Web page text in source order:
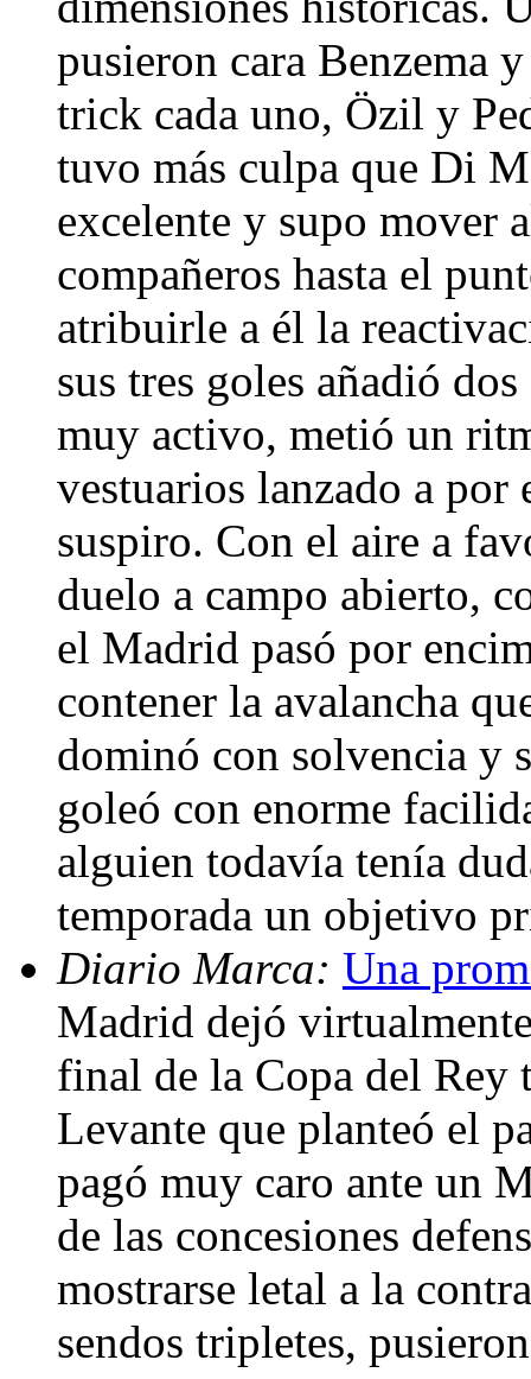
pusieron cara Benzema
trick cada uno, Özil y
tuvo más culpa que Di
excelente y supo mover
compañeros hasta el
atribuirle a él la
sus tres goles añadió
muy activo, metió un
vestuarios lanzado a
suspiro. Con el aire a
duelo a campo abierto,
el Madrid pasó por
contener la avalancha
dominó con solvencia y
goleó con enorme
alguien todavía tenía
temporada un objetivo
Diario Marca: Una
Madrid dejó
final de la Copa del Rey
Levante que planteó el
pagó muy caro ante un
de las concesiones
mostrarse letal a la
sendos tripletes,